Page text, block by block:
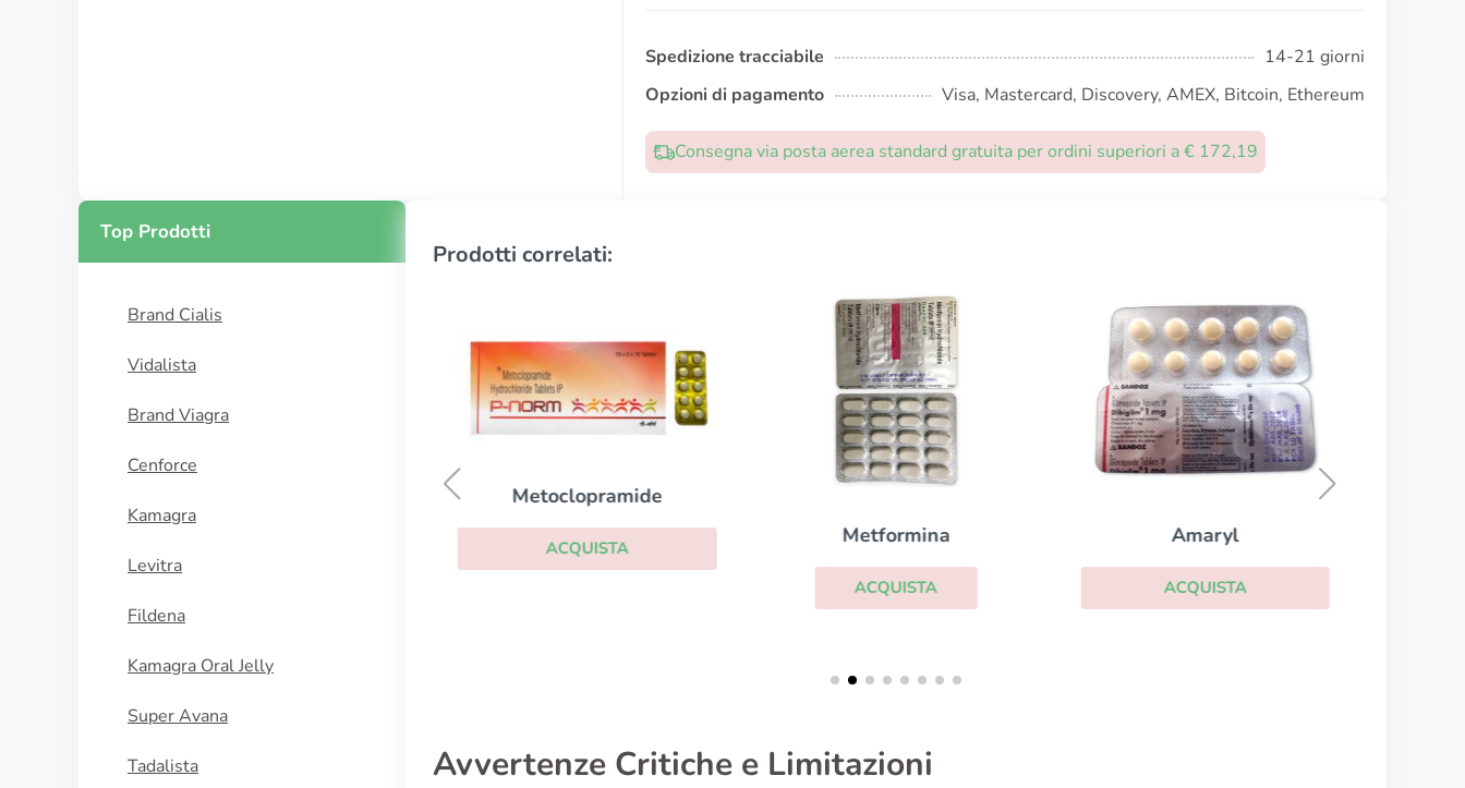
Spedizione tracciabile
14-21 giorni
Opzioni di pagamento
Visa, Mastercard, Discovery, AMEX, Bitcoin, Ethereum
Consegna via posta aerea standard gratuita per ordini superiori a € 172,19
Top Prodotti
Brand Cialis
Vidalista
Brand Viagra
Cenforce
Kamagra
Levitra
Fildena
Kamagra Oral Jelly
Super Avana
Tadalista
Prodotti correlati:
Metoclopramide
ACQUISTA Metformina
ACQUISTA
Amaryl
ACQUISTA
Avvertenze Critiche e Limitazioni